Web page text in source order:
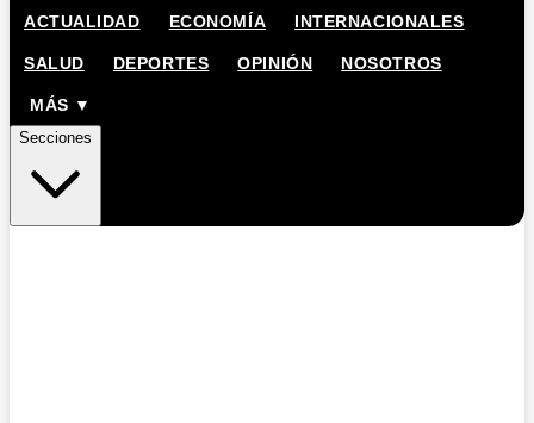
ACTUALIDAD ECONOMÍA INTERNACIONALES
SALUD DEPORTES OPINIÓN NOSOTROS
MÁS ▼
Secciones